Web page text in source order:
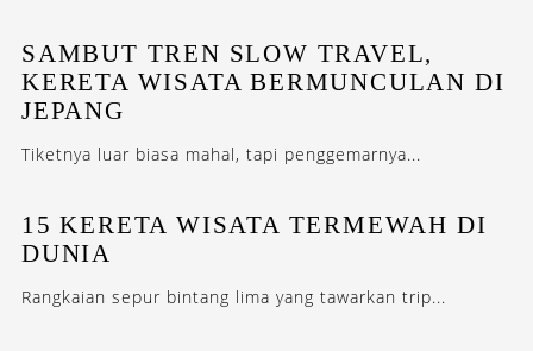
SAMBUT TREN SLOW TRAVEL,
KERETA WISATA BERMUNCULAN DI
JEPANG
Tiketnya luar biasa mahal, tapi penggemarnya...
15 KERETA WISATA TERMEWAH DI
DUNIA
Rangkaian sepur bintang lima yang tawarkan trip...